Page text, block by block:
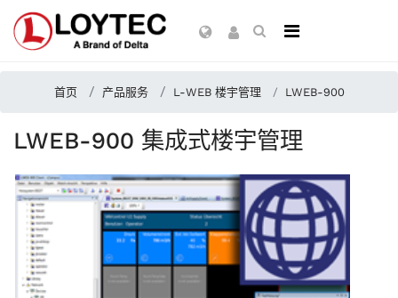
首页 产品服务 L-WEB 楼宇管理 LWEB-900
LWEB-900 集成式楼宇管理